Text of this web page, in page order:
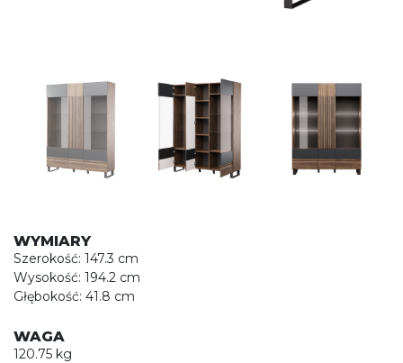
WYMIARY
Szerokość: 147.3 cm
Wysokość: 194.2 cm
Głębokość: 41.8 cm
WAGA
120.75 kg